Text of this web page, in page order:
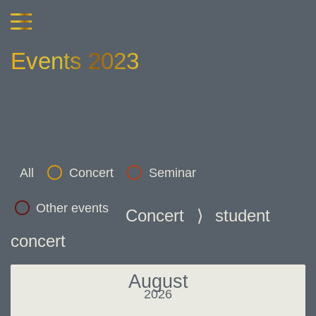
Events 2023
All Concert Seminar
Other events Concert ⟩
student
concert
August
2026